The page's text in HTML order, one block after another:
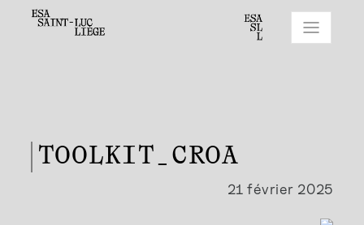
TOOLKIT_CROA
21 février 2025